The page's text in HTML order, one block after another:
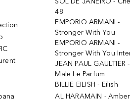
48
EMPORIO ARMANI -
Stronger With You
EMPORIO ARMANI -
Stronger With You
JEAN PAUL GAULTIER
Male Le Parfum
BILLIE EILISH - Eilish
AL HARAMAIN -